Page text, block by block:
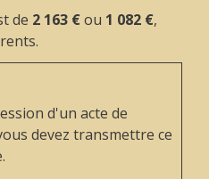
de 2 163 €ou 1 082 €,
d'un acte de
devez transmettre ce